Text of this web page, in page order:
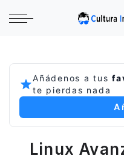
Añádenos a tus
te pierdas nada
Linux